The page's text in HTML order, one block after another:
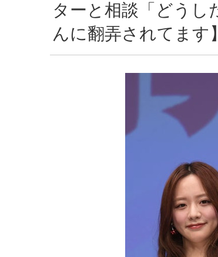
ターと相談「どうし
んに翻弄されてます】